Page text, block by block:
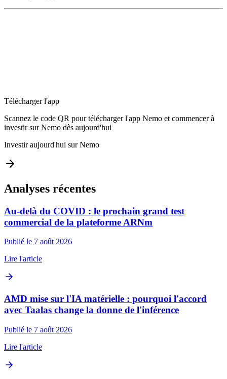
Télécharger l'app
Scannez le code QR pour télécharger l'app Nemo et commencer à
investir sur Nemo dès aujourd'hui
Investir aujourd'hui sur Nemo
Analyses récentes
Au-delà du COVID : le prochain grand test
commercial de la plateforme ARNm
Publié le 7 août 2026
Lire l'article
AMD mise sur l'IA matérielle : pourquoi l'accord
avec Taalas change la donne de l'inférence
Publié le 7 août 2026
Lire l'article